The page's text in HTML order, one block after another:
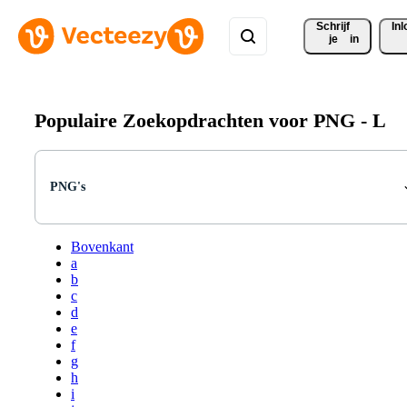
Schrijf
je
in
Populaire Zoekopdrachten voor PNG - L
PNG's
Bovenkant
a
b
c
d
e
f
g
h
i